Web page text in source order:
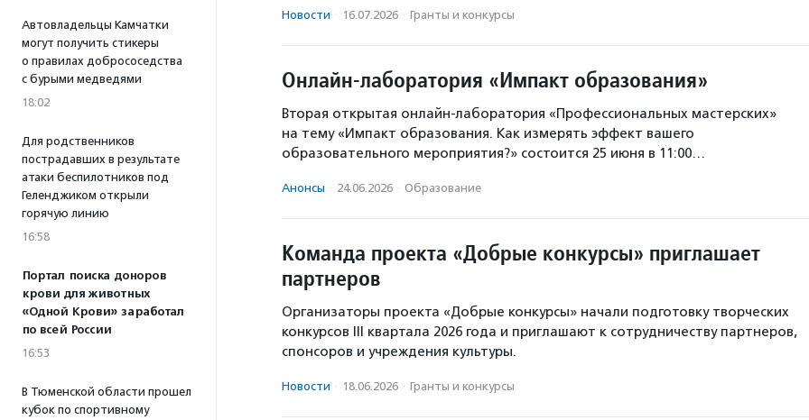
Автовладельцы Камчатки
могут получить стикеры
о правилах добрососедства
с бурыми медведями
18:02
Для родственников
пострадавших в результате
атаки беспилотников под
Геленджиком открыли
горячую линию
16:58
Портал поиска доноров
крови для животных
«Одной Крови» заработал
по всей России
16:53
В Тюменской области прошел
кубок по спортивному
Новости · 16.07.2026 · Гранты и конкурсы
Онлайн-лаборатория «Импакт образования»
Вторая открытая онлайн-лаборатория «Профессиональных мастерских»
на тему «Импакт образования. Как измерять эффект вашего
образовательного мероприятия?» состоится 25 июня в 11:00…
Анонсы · 24.06.2026 · Образование
Команда проекта «Добрые конкурсы» приглашает
партнеров
Организаторы проекта «Добрые конкурсы» начали подготовку творческих
конкурсов III квартала 2026 года и приглашают к сотрудничеству партнеров,
спонсоров и учреждения культуры.
Новости · 18.06.2026 · Гранты и конкурсы